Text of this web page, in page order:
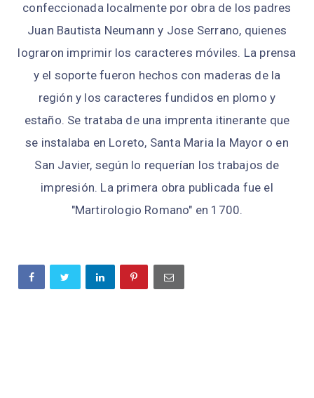
confeccionada localmente por obra de los padres
Juan Bautista Neumann y Jose Serrano, quienes
lograron imprimir los caracteres móviles. La prensa
y el soporte fueron hechos con maderas de la
región y los caracteres fundidos en plomo y
estaño. Se trataba de una imprenta itinerante que
se instalaba en Loreto, Santa Maria la Mayor o en
San Javier, según lo requerían los trabajos de
impresión. La primera obra publicada fue el
"Martirologio Romano" en 1700.